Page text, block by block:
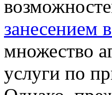
занесением
множество
услуги по